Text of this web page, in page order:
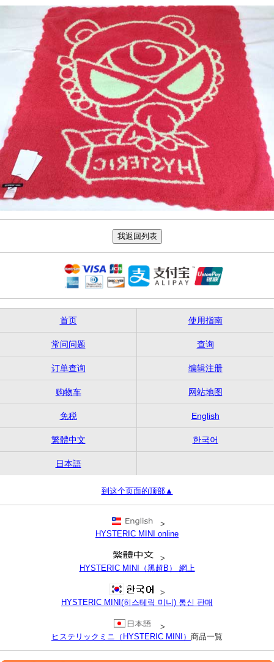
首页 使用指南
常问问题 查询
订单查询 编辑注册
购物车 网站地图
免税 English
繁體中文 한국어
日本語
到这个页面的顶部▲
>
HYSTERIC MINI online
>
HYSTERIC MINI（黑超B） 網上
>
HYSTERIC MINI(히스테릭 미니) 통신 판매
>
ヒステリックミニ（HYSTERIC MINI） 商品一覧